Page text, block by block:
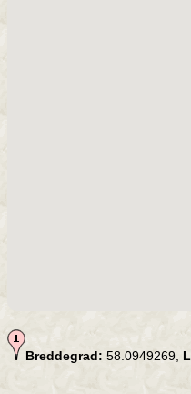
Breddegrad: 58.0949269,